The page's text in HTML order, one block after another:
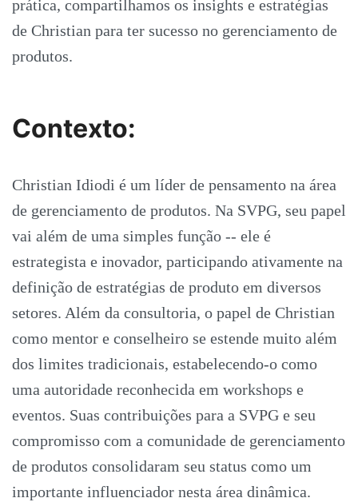
prática, compartilhamos os insights e estratégias
de Christian para ter sucesso no gerenciamento de
produtos.
Contexto:
Christian Idiodi é um líder de pensamento na área
de gerenciamento de produtos. Na SVPG, seu papel
vai além de uma simples função -- ele é
estrategista e inovador, participando ativamente na
definição de estratégias de produto em diversos
setores. Além da consultoria, o papel de Christian
como mentor e conselheiro se estende muito além
dos limites tradicionais, estabelecendo-o como
uma autoridade reconhecida em workshops e
eventos. Suas contribuições para a SVPG e seu
compromisso com a comunidade de gerenciamento
de produtos consolidaram seu status como um
importante influenciador nesta área dinâmica.